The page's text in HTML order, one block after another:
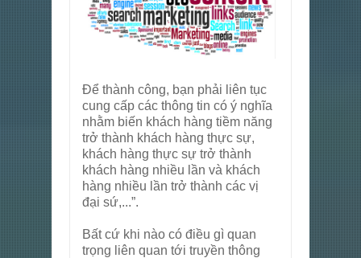
Để thành công, bạn phải liên tục
cung cấp các thông tin có ý nghĩa
nhằm biến khách hàng tiềm năng
trở thành khách hàng thực sự,
khách hàng thực sự trở thành
khách hàng nhiều lần và khách
hàng nhiều lần trở thành các vị
đại sứ,...”.
Bất cứ khi nào có điều gì quan
trọng liên quan tới truyền thông